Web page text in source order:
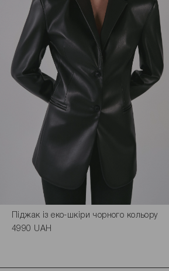
Піджак із еко-шкіри чорного кольору
4990 UAH